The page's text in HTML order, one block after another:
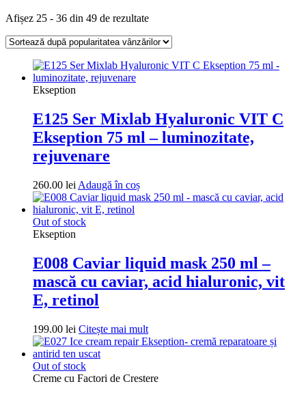
Afișez 25 - 36 din 49 de rezultateSortat
popularitate
Ekseption
E125 Ser Mixlab Hyaluronic VIT C
Ekseption 75 ml – luminozitate,
rejuvenare
260.00 lei Adaugă în coș
Out of stock
Ekseption
E008 Caviar liquid mask 250 ml –
mască cu caviar, acid hialuronic, vit
E, retinol
199.00 lei Citește mai mult
Out of stock
Creme cu Factori de Crestere